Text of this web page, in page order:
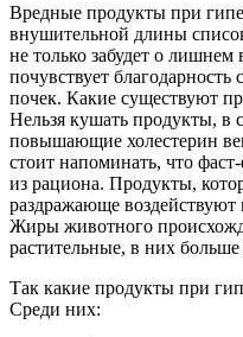
Вредные продукты при
внушительной длины
не только забудет о
почувствует
почек. Какие существуют
Нельзя кушать продукты, в
повышающие холестерин
стоит напоминать, что
из рациона. Продукты,
раздражающе
Жиры животного
растительные, в них
Так какие продукты при
Среди них: